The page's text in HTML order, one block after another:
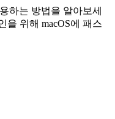
하는 방법을 알아보세
을 위해 macOS에 패스